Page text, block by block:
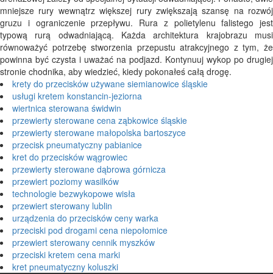
mniejsze rury wewnątrz większej rury zwiększają szansę na rozwój
gruzu i ograniczenie przepływu. Rura z polietylenu falistego jest
typową rurą odwadniającą. Każda architektura krajobrazu musi
równoważyć potrzebę stworzenia przepustu atrakcyjnego z tym, że
powinna być czysta i uważać na podjazd. Kontynuuj wykop po drugiej
stronie chodnika, aby wiedzieć, kiedy pokonałeś całą drogę.
krety do przecisków używane siemianowice śląskie
usługi kretem konstancin-jeziorna
wiertnica sterowana świdwin
przewierty sterowane cena ząbkowice śląskie
przewierty sterowane małopolska bartoszyce
przecisk pneumatyczny pabianice
kret do przecisków wągrowiec
przewierty sterowane dąbrowa górnicza
przewiert poziomy wasilków
technologie bezwykopowe wisła
przewiert sterowany lublin
urządzenia do przecisków ceny warka
przeciski pod drogami cena niepołomice
przewiert sterowany cennik myszków
przeciski kretem cena marki
kret pneumatyczny koluszki